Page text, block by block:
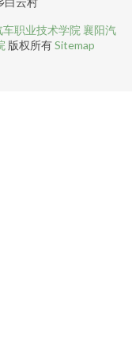
车职业技术学院 襄阳汽
版权所有Sitemap